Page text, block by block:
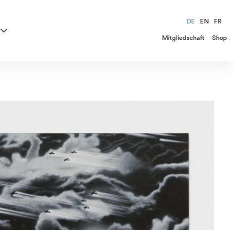
DE EN
FR
Mitgliedschaft
Shop